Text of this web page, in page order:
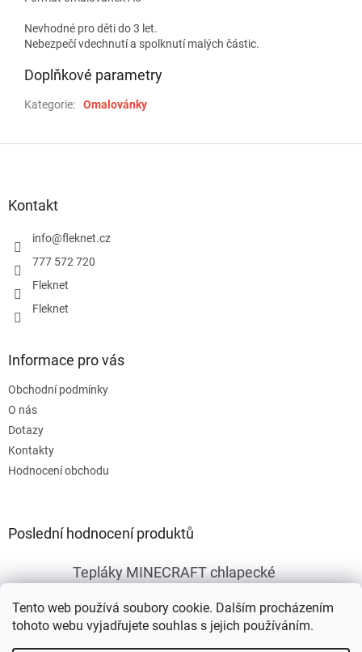
Tento web používá soubory cookie. Dalším procházením
tohoto webu vyjadřujete souhlas s jejich používáním.
Nevhodné pro děti do 3 let.
Nebezpečí vdechnutí a spolknutí malých částic.
Doplňkové parametry
Kategorie: Omalovánky
Kontakt
info@fleknet.cz
777 572 720
Fleknet
Fleknet
Informace pro vás
Obchodní podmínky
O nás
Dotazy
Kontakty
Hodnocení obchodu
Poslední hodnocení produktů
Tepláky MINECRAFT chlapecké